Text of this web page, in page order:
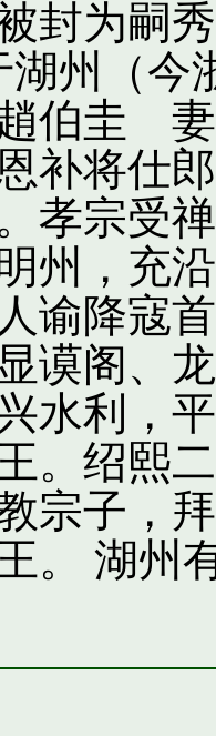
封为嗣
湖州（今
伯圭 妻
补将仕
孝宗受
州，充
谕降寇
谟阁、
水利，
。绍熙
宗子，
。 湖州